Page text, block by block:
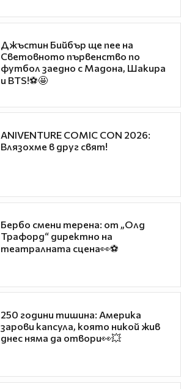
Джъстин Бийбър ще пее на
Световното първенство по
футбол заедно с Мадона, Шакира
и BTS!⚽🤩
ANIVENTURE COMIC CON 2026:
Влязохме в друг свят!
Бербо смени терена: от „Олд
Трафорд“ директно на
театралната сцена👀⚽
250 години тишина: Америка
зарови капсула, която никой жив
днес няма да отвори👀💥